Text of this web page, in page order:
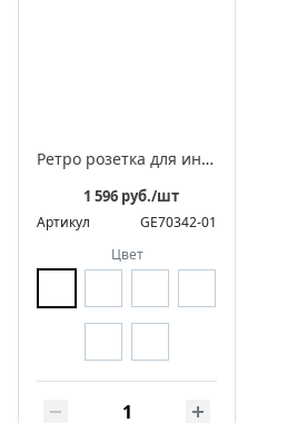
Ретро розетка для интернета фарфоровая, серия "АВРОРА"
1 596 руб./шт
Артикул
GE70342-01
Цвет